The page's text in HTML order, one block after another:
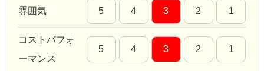
雰囲気 5 4 3 2 1
コストパフォ
ーマンス
5 4 3 2 1